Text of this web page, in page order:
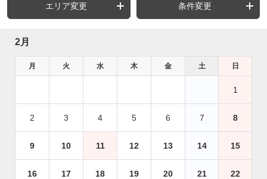
エリア変更 条件変更
2月
月 火 水 木 金 土 日
1
2 3 4 5 6 7 8
9 10 11 12 13 14 15
16 17 18 19 20 21 22